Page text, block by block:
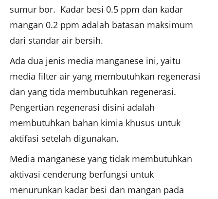
sumur bor. Kadar besi 0.5 ppm dan kadar
mangan 0.2 ppm adalah batasan maksimum
dari standar air bersih.
Ada dua jenis media manganese ini, yaitu
media filter air yang membutuhkan regenerasi
dan yang tida membutuhkan regenerasi.
Pengertian regenerasi disini adalah
membutuhkan bahan kimia khusus untuk
aktifasi setelah digunakan.
Media manganese yang tidak membutuhkan
aktivasi cenderung berfungsi untuk
menurunkan kadar besi dan mangan pada